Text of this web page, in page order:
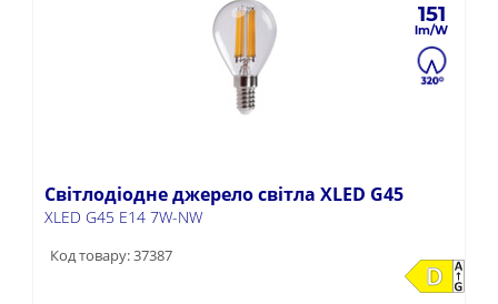
151
Світлодіодне джерело світла XLED G45
XLED G45 E14 7W-NW
Код товару: 37387